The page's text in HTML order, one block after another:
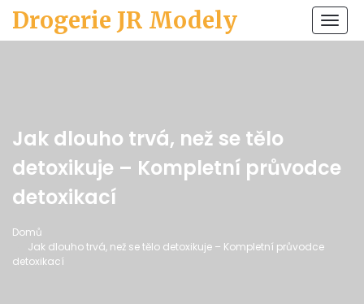
Drogerie JR Modely
Jak dlouho trvá, než se tělo
detoxikuje – Kompletní průvodce
detoxikací
Domů
Jak dlouho trvá, než se tělo detoxikuje – Kompletní průvodce
detoxikací